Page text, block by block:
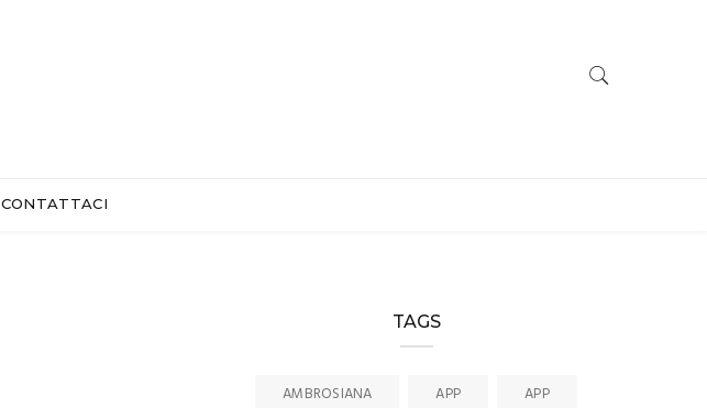
CONTATTACI
TAGS
AMBROSIANA APP
APP